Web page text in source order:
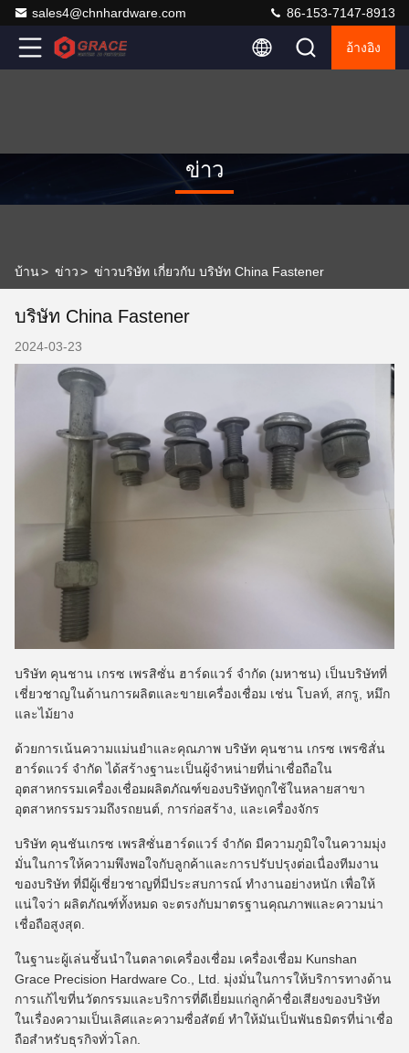
sales4@chnhardware.com 86-153-7147-8913
อ้างอิง
ข่าว
บ้าน> ข่าว> ข่าวบริษัท เกี่ยวกับ บริษัท China Fastener
บริษัท China Fastener
2024-03-23
บริษัท คุนชาน เกรซ เพรสิซั่น ฮาร์ดแวร์ จํากัด (มหาชน) เป็นบริษัทที่
เชี่ยวชาญในด้านการผลิตและขายเครื่องเชื่อม เช่น โบลท์, สกรู, หมึก
และไม้ยาง
ด้วยการเน้นความแม่นยําและคุณภาพ บริษัท คุนชาน เกรซ เพรซิสั่น
ฮาร์ดแวร์ จํากัด ได้สร้างฐานะเป็นผู้จําหน่ายที่น่าเชื่อถือใน
อุตสาหกรรมเครื่องเชื่อมผลิตภัณฑ์ของบริษัทถูกใช้ในหลายสาขา
อุตสาหกรรมรวมถึงรถยนต์, การก่อสร้าง, และเครื่องจักร
บริษัท คุนชันเกรซ เพรสิซั่นฮาร์ดแวร์ จํากัด มีความภูมิใจในความมุ่ง
มั่นในการให้ความพึงพอใจกับลูกค้าและการปรับปรุงต่อเนื่องทีมงาน
ของบริษัท ที่มีผู้เชี่ยวชาญที่มีประสบการณ์ ทํางานอย่างหนัก เพื่อให้
แน่ใจว่า ผลิตภัณฑ์ทั้งหมด จะตรงกับมาตรฐานคุณภาพและความน่า
เชื่อถือสูงสุด.
ในฐานะผู้เล่นชั้นนําในตลาดเครื่องเชื่อม เครื่องเชื่อม Kunshan
Grace Precision Hardware Co., Ltd. มุ่งมั่นในการให้บริการทางด้าน
การแก้ไขที่นวัตกรรมและบริการที่ดีเยี่ยมแก่ลูกค้าชื่อเสียงของบริษัท
ในเรื่องความเป็นเลิศและความซื่อสัตย์ ทําให้มันเป็นพันธมิตรที่น่าเชื่อ
ถือสําหรับธุรกิจทั่วโลก.